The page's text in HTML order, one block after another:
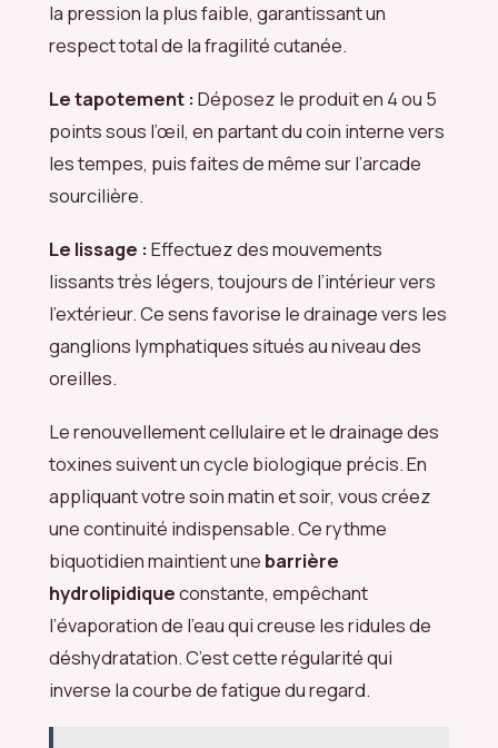
la pression la plus faible, garantissant un
respect total de la fragilité cutanée.
Le tapotement :Déposez le produit en 4 ou 5
points sous l’œil, en partant du coin interne vers
les tempes, puis faites de même sur l’arcade
sourcilière.
Le lissage :Effectuez des mouvements
lissants très légers, toujours de l’intérieur vers
l’extérieur. Ce sens favorise le drainage vers les
ganglions lymphatiques situés au niveau des
oreilles.
Le renouvellement cellulaire et le drainage des
toxines suivent un cycle biologique précis. En
appliquant votre soin matin et soir, vous créez
une continuité indispensable. Ce rythme
biquotidien maintient une barrière
hydrolipidiqueconstante, empêchant
l’évaporation de l’eau qui creuse les ridules de
déshydratation. C’est cette régularité qui
inverse la courbe de fatigue du regard.